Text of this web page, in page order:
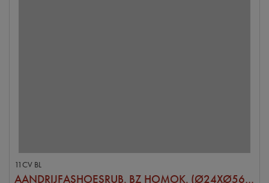
11CV BL
AANDRIJFASHOESRUB. BZ HOMOK. (Ø24XØ56MM)